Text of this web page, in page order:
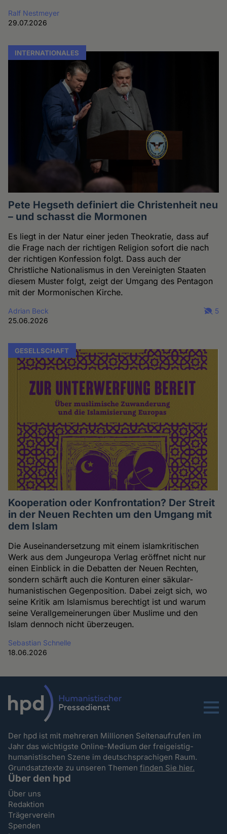
Ralf Nestmeyer
29.07.2026
INTERNATIONALES
Pete Hegseth definiert die Christenheit neu
– und schasst die Mormonen
Es liegt in der Natur einer jeden Theokratie, dass auf
die Frage nach der richtigen Religion sofort die nach
der richtigen Konfession folgt. Dass auch der
Christliche Nationalismus in den Vereinigten Staaten
diesem Muster folgt, zeigt der Umgang des Pentagon
mit der Mormonischen Kirche.
Adrian Beck
25.06.2026
5
GESELLSCHAFT
Kooperation oder Konfrontation? Der Streit
in der Neuen Rechten um den Umgang mit
dem Islam
Die Auseinandersetzung mit einem islamkritischen
Werk aus dem Jungeuropa Verlag eröffnet nicht nur
einen Einblick in die Debatten der Neuen Rechten,
sondern schärft auch die Konturen einer säkular-
humanistischen Gegenposition. Dabei zeigt sich, wo
seine Kritik am Islamismus berechtigt ist und warum
seine Verallgemeinerungen über Muslime und den
Islam dennoch nicht überzeugen.
Sebastian Schnelle
18.06.2026
Menu
Der hpd ist mit mehreren Millionen Seitenaufrufen im
Jahr das wichtigste Online-Medium der freigeistig-
humanistischen Szene im deutschsprachigen Raum.
Grundsatztexte zu unseren Themenfinden Sie hier.
Über den hpd
Über uns
Redaktion
Trägerverein
Spenden